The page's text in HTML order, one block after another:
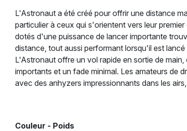
L'Astronaut a été créé pour offrir une distance
particulier à ceux qui s'orientent vers leur
dotés d'une puissance de lancer importante
distance, tout aussi performant lorsqu'il est
L'Astronaut offre un vol rapide en sortie de
importants et un fade minimal. Les amateurs de
avec des anhyzers impressionnants dans les
Couleur - Poids